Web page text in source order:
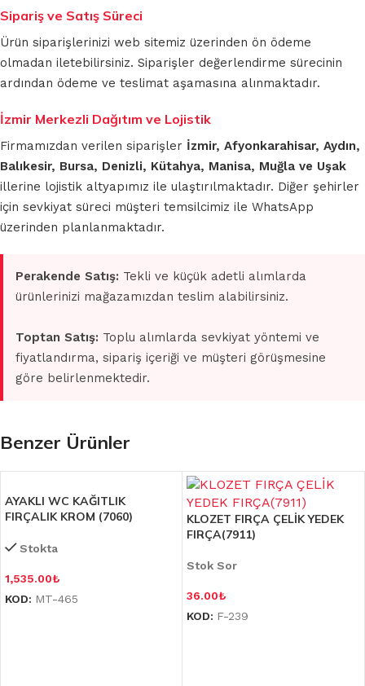
Sipariş ve Satış Süreci
Ürün siparişlerinizi web sitemiz üzerinden ön ödeme
olmadan iletebilirsiniz. Siparişler değerlendirme sürecinin
ardından ödeme ve teslimat aşamasına alınmaktadır.
İzmir Merkezli Dağıtım ve Lojistik
Firmamızdan verilen siparişler İzmir, Afyonkarahisar, Aydın,
Balıkesir, Bursa, Denizli, Kütahya, Manisa, Muğla ve Uşak
illerine lojistik altyapımız ile ulaştırılmaktadır. Diğer şehirler
için sevkiyat süreci müşteri temsilcimiz ile WhatsApp
üzerinden planlanmaktadır.
Perakende Satış: Tekli ve küçük adetli alımlarda
ürünlerinizi mağazamızdan teslim alabilirsiniz.
Toptan Satış: Toplu alımlarda sevkiyat yöntemi ve
fiyatlandırma, sipariş içeriği ve müşteri görüşmesine
göre belirlenmektedir.
Benzer Ürünler
AYAKLI WC KAĞITLIK
FIRÇALIK KROM (7060)
Stokta
1,535.00₺
KOD: MT-465
KLOZET FIRÇA ÇELİK YEDEK
FIRÇA(7911)
Stok Sor
36.00₺
KOD: F-239